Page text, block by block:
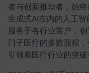
者与创新推动者，始
生成式AI在内的人工
服务于各行业客户，
门子医疗的多数股权
引领着医疗行业的突破